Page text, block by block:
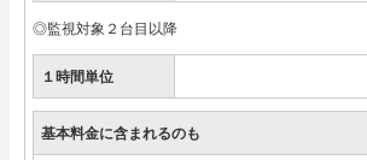
◎監視対象２台目以降
１時間単位
基本料金に含まれるのも